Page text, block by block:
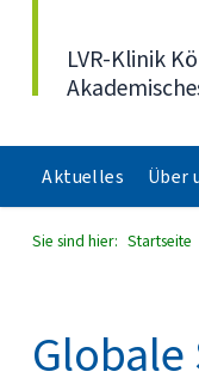
LVR-Klinik
Aktuelles Über
Sie sind hier: Startseite
Globale